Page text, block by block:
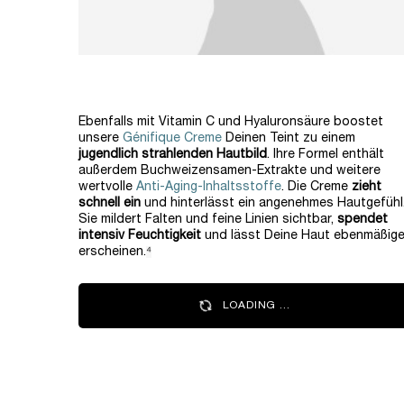
Ebenfalls mit Vitamin C und Hyaluronsäure boostet
unsere Génifique Creme Deinen Teint zu einem
jugendlich strahlenden Hautbild. Ihre Formel enthält
außerdem Buchweizensamen-Extrakte und weitere
wertvolle Anti-Aging-Inhaltsstoffe. Die Creme zieht
schnell ein und hinterlässt ein angenehmes
Sie mildert Falten und feine Linien sichtbar, spendet
intensiv Feuchtigkeit und lässt Deine Haut
erscheinen.⁴
LOADING ...